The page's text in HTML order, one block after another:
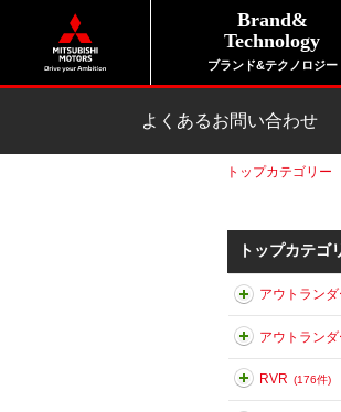
Brand&
Technology
ブランド&テクノロジー
よくあるお問い合わせ
トップカテゴリー
トップカテゴ
アウトラン
アウトラン
RVR (176件)